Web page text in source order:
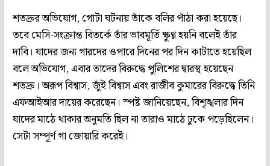
শতদ্রুর অভিযোগ, গোটা ঘটনায় তাঁকে বলির পাঁঠা করা হয়েছে।
তবে মেসি-সংক্রান্ত বিতর্কে তাঁর ভাবমূর্তি ক্ষুণ্ণ হয়নি বলেই তাঁর
দাবি। যাদের জন্য গারদের ওপারে দিনের পর দিন কাটাতে হয়েছিল
বলে অভিযোগ, এবার তাদের বিরুদ্ধে পুলিশের দ্বারস্থ হয়েছেন
শতদ্রু। অরূপ বিশ্বাস, জুঁই বিশ্বাস এবং রাজীব কুমারের বিরুদ্ধে তিনি
এফআইআর দায়ের করেছেন। স্পষ্ট জানিয়েছেন, বিশৃঙ্খলার দিন
যাদের মাঠে থাকার অনুমতি ছিল না তারাও মাঠে ঢুকে পড়েছিলেন।
সেটা সম্পূর্ণ গা জোয়ারি করেই।